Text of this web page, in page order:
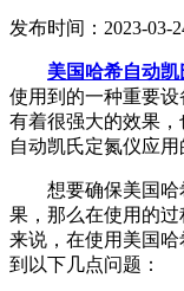
发布时间：2023-03-
美国哈希自动凯
使用到的一种重要
有着很强大的效果
自动凯氏定氮仪应用
想要确保美国哈
果，那么在使用的
来说，在使用美国
到以下几点问题：